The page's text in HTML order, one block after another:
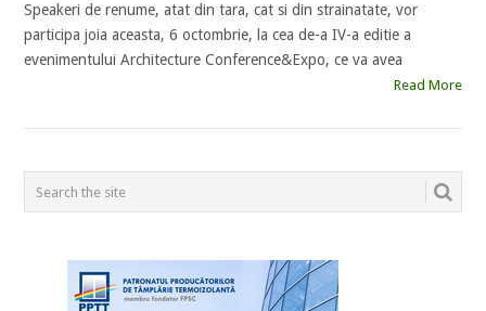
Speakeri de renume, atat din tara, cat si din strainatate, vor
participa joia aceasta, 6 octombrie, la cea de-a IV-a editie a
evenimentului Architecture Conference&Expo, ce va avea
Read More
POSTS
NAVIGATION